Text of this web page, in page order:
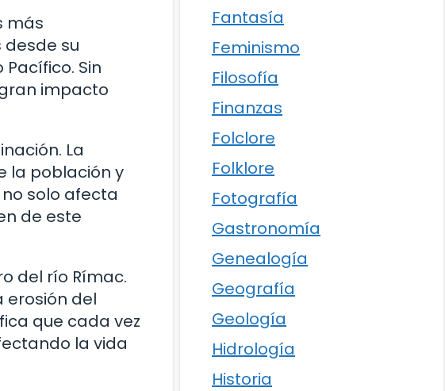
más
su
Sin
impacto
La
la población y
solo afecta
de este
del río Rímac.
erosión del
que cada vez
la vida
Fantasía
Feminismo
Filosofía
Finanzas
Folclore
Folklore
Fotografía
Gastronomía
Genealogía
Geografía
Geología
Hidrología
Historia